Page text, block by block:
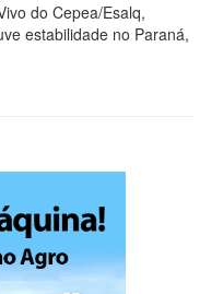
do Cepea/Esalq,
estabilidade no Paraná,